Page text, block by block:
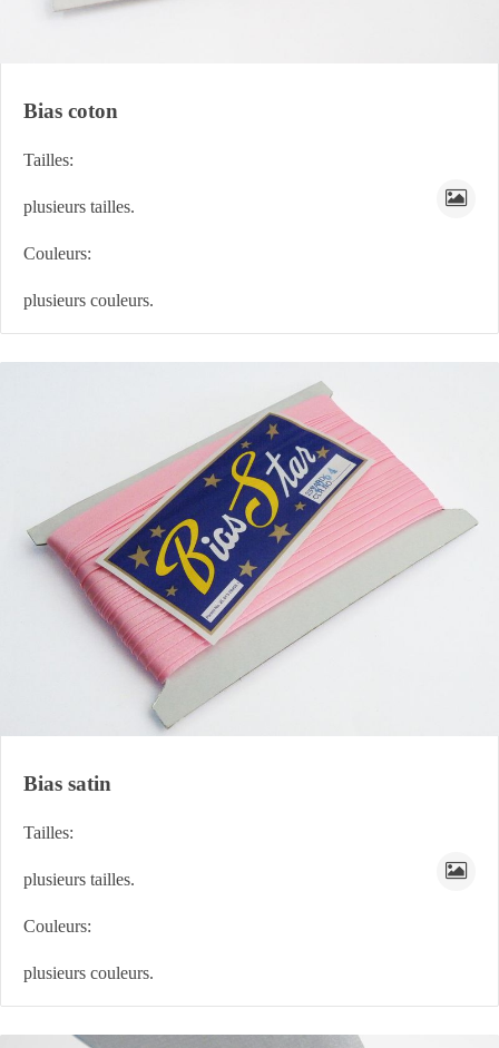
Bias coton
Tailles:
plusieurs tailles.
Couleurs:
plusieurs couleurs.
Bias satin
Tailles:
plusieurs tailles.
Couleurs:
plusieurs couleurs.